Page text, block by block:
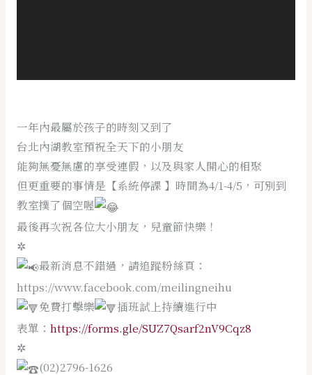
一年內最屬於孩子的時刻又到了
台北內湖教室預祝全天下的小朋友
能夠無憂無慮的享受連假，以及與家人開心的相聚
但更重要的事情是【系統停課 】時間為4/1-4/5，可別到
教室撲了個空喔
最後再次祝各位大小朋友，兒童節快樂！
✲
最新消息不錯過，請追蹤粉絲頁：
https://www.facebook.com/meilingneihu
免費打擊樂
插班試上持續進行中
表單： https://forms.gle/SUZ7Qsarf2nV9Cqz8
✲
(02)2796-1626